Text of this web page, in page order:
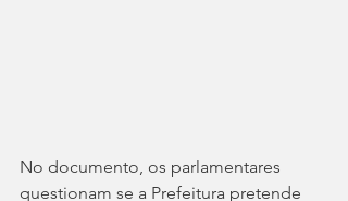
No documento, os parlamentares
questionam se a Prefeitura pretende